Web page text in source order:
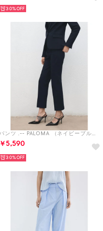
30%
パンツ .-- PALOMA （ネイビーブルー）
￥5,590
30%